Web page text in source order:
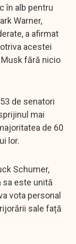
în alb pentru
Warner,
a afirmat
acestei
fără nicio
de senatori
mai
de 60
lor.
Schumer,
sa este unită
vota personal
sale față